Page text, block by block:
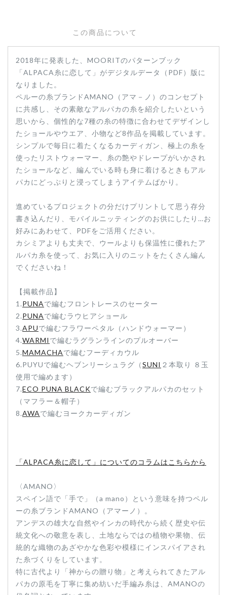
この商品について
2018年に発表した、MOORITのパターンブック
「ALPACA糸に恋して」がデジタルデータ（PDF）版に
なりました。
ペルーの糸ブランドAMANO（アマ－ノ）のコンセプト
に共感し、その素敵なアルパカの糸を紹介したいという
思いから、個性的な7種の糸の特徴に合わせてデザインし
たショールやウエア、小物など8作品を掲載しています。
シンプルで毎日に着たくなるカーディガン、極上の糸を
使ったリストウォーマー、糸の艶やドレープがいかされ
たショールなど、編んでいる時も身に着けるときもアル
パカにどっぷりと浸ってしまうアイテムばかり。
進めているプロジェクトの分だけプリントして思う存分
書き込んだり、モバイルニッティングのお供にしたり…お
好みにあわせて、PDFをご活用ください。
カシミアよりも丈夫で、ウールよりも保温性に優れたア
ルパカ糸を使って、お気に入りのニットをたくさん編ん
でくださいね！
【掲載作品】
1.PUNAで編むフロントレースのセーター
2.PUNAで編むラウヒアショール
3.APUで編むフラワーペタル（ハンドウォーマー）
4.WARMI で編むラグランラインのプルオーバー
5.MAMACHAで編むフーディカウル
6.PUYUで編むヘブンリーシュラグ（SUNI ２本取り ８玉
使用で編めます）
7.ECO PUNA BLACKで編むブラックアルパカのセット
（マフラー＆帽子）
8.AWAで編むヨークカーディガン
「ALPACA糸に恋して」についてのコラムはこちらから
〈AMANO〉
スペイン語で「手で」（a mano）という意味を持つペル
ーの糸ブランドAMANO（アマーノ）。
アンデスの雄大な自然やインカの時代から続く歴史や伝
統文化への敬意を表し、土地ならではの植物や果物、伝
統的な織物のあざやかな色彩や模様にインスパイアされ
た糸づくりをしています。
特に古代より「神からの贈り物」と考えられてきたアル
パカの原毛を丁寧に集め紡いだ手編み糸は、AMANOの